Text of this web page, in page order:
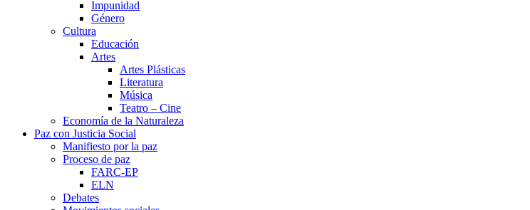
Impunidad
Género
Cultura
Educación
Artes
Artes Plásticas
Literatura
Música
Teatro – Cine
Economía de la Naturaleza
Paz con Justicia Social
Manifiesto por la paz
Proceso de paz
FARC-EP
ELN
Debates